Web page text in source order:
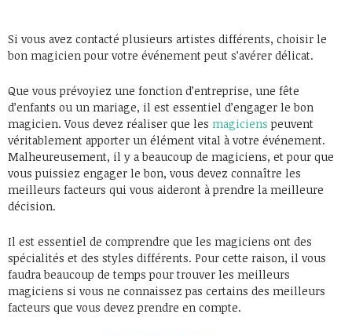
Si vous avez contacté plusieurs artistes différents, choisir le
bon magicien pour votre événement peut s’avérer délicat.
Que vous prévoyiez une fonction d’entreprise, une fête
d’enfants ou un mariage, il est essentiel d’engager le bon
magicien. Vous devez réaliser que les magiciens peuvent
véritablement apporter un élément vital à votre événement.
Malheureusement, il y a beaucoup de magiciens, et pour que
vous puissiez engager le bon, vous devez connaître les
meilleurs facteurs qui vous aideront à prendre la meilleure
décision.
Il est essentiel de comprendre que les magiciens ont des
spécialités et des styles différents. Pour cette raison, il vous
faudra beaucoup de temps pour trouver les meilleurs
magiciens si vous ne connaissez pas certains des meilleurs
facteurs que vous devez prendre en compte.